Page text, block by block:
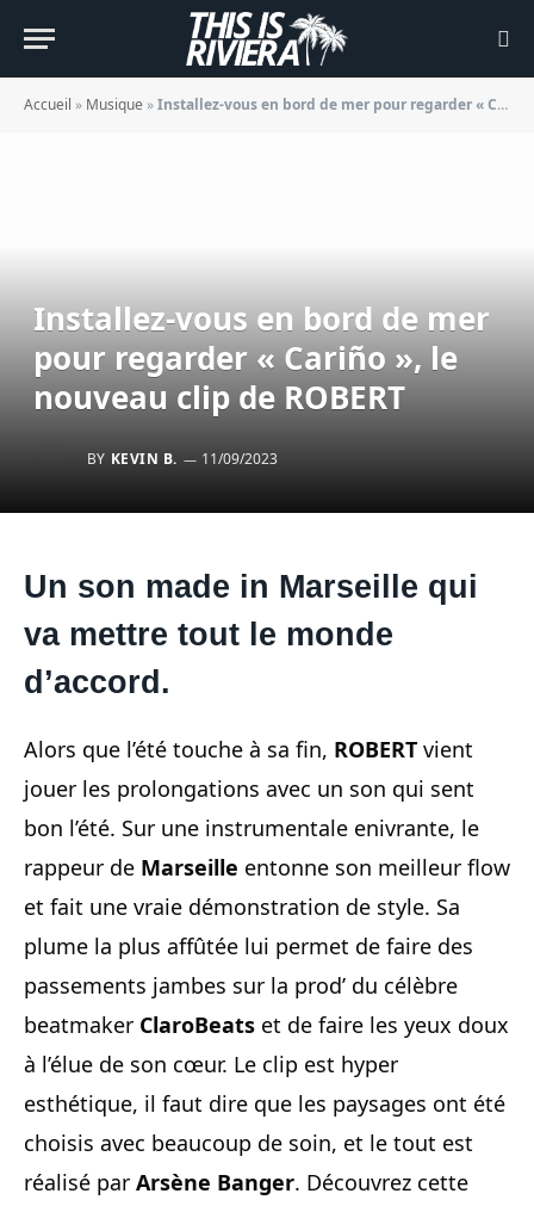
Accueil » Musique »Installez-vous en bord de mer pour regarder « Cariño », le nouveau clip de ROBERT
Installez-vous en bord de mer
pour regarder « Cariño », le
nouveau clip de ROBERT
BY KEVIN B. 11/09/2023
Un son made in Marseille qui
va mettre tout le monde
d’accord.
Alors que l’été touche à sa fin, ROBERT vient
jouer les prolongations avec un son qui sent
bon l’été. Sur une instrumentale enivrante, le
rappeur de Marseille entonne son meilleur flow
et fait une vraie démonstration de style. Sa
plume la plus affûtée lui permet de faire des
passements jambes sur la prod’ du célèbre
beatmaker ClaroBeats et de faire les yeux doux
à l’élue de son cœur. Le clip est hyper
esthétique, il faut dire que les paysages ont été
choisis avec beaucoup de soin, et le tout est
réalisé par Arsène Banger. Découvrez cette